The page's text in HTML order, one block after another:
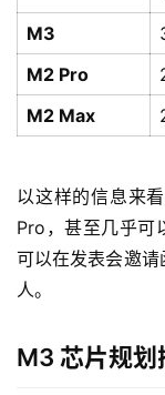
M3
M2 Pro
M2 Max
以这样的信息来
Pro，甚至几乎可
可以在发表会邀
人。
M3 芯片规划